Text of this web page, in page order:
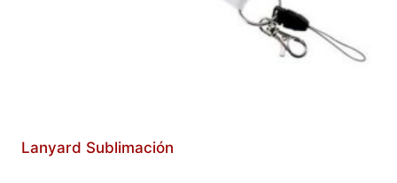
Lanyard Sublimación